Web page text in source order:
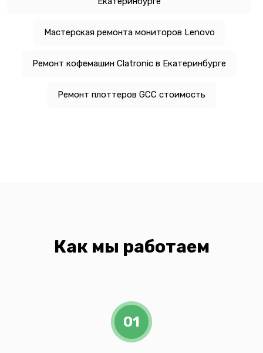
Мастерская ремонта мониторов Lenovo
Ремонт кофемашин Clatronic в Екатеринбурге
Ремонт плоттеров GCC стоимость
Как мы работаем
01